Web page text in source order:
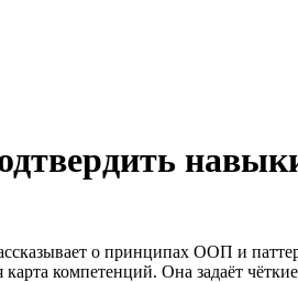
о принципах ООП и
компетенций. Она задаёт